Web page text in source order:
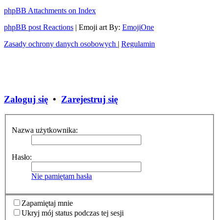
phpBB Attachments on Index
phpBB post Reactions | Emoji art By: EmojiOne
Zasady ochrony danych osobowych | Regulamin
Zaloguj się • Zarejestruj się
Nazwa użytkownika:
Hasło:
Nie pamiętam hasła
Zapamiętaj mnie
Ukryj mój status podczas tej sesji